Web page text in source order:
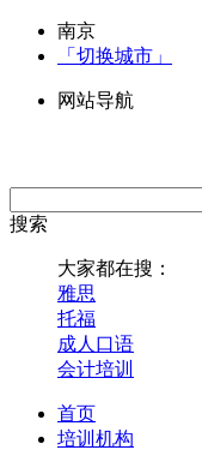
南京
「切换城市」
网站导航
搜索
大家都在搜：
雅思
托福
成人口语
会计培训
首页
培训机构